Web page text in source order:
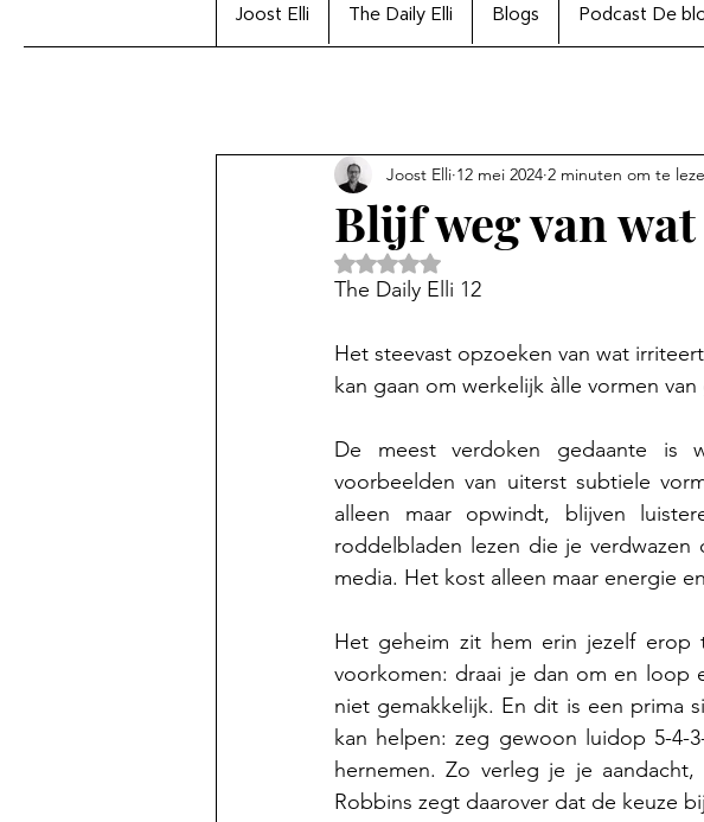
Joost Elli The Daily Elli Blogs Podcast De
Blijf weg van
Joost Elli 12 mei 2024 2 minuten om te
Beoordeeld met NaN uit 5 sterren.
The Daily Elli 12
Het steevast opzoeken van wat
kan gaan om werkelijk àlle vormen
De meest verdoken gedaante is
voorbeelden van uiterst subtiele
alleen maar opwindt, blijven
roddelbladen lezen die je
media. Het kost alleen maar energie
Het geheim zit hem erin jezelf erop
voorkomen: draai je dan om en loop
niet gemakkelijk. En dit is een prima
kan helpen: zeg gewoon luidop 5-
hernemen. Zo verleg je je
Robbins zegt daarover dat de keuze